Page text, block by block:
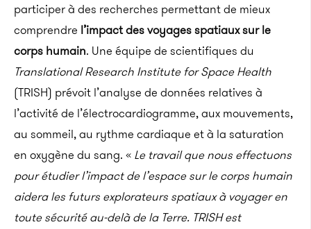
participer à des recherches permettant de mieux
comprendre l’impact des voyages spatiaux sur le
corps humain. Une équipe de scientifiques du
Translational Research InstituteforSpace Health
(TRISH) prévoit l’analyse de données relatives à
l’activité de l’électrocardiogramme, aux mouvements,
au sommeil, au rythme cardiaque et à la saturation
en oxygène du sang. « Le travail que nous effectuons
pour étudier l’impact de l’espace sur le corps humain
aidera les futurs explorateurs spatiaux à voyager en
toute sécurité au-delà de la Terre. TRISHest